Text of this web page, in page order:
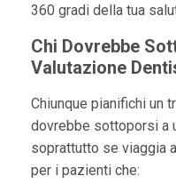
360 gradi della tua
Chi Dovrebbe
Valutazione
Chiunque pianifichi un
dovrebbe sottoporsi a
soprattutto se viaggia
per i pazienti che: